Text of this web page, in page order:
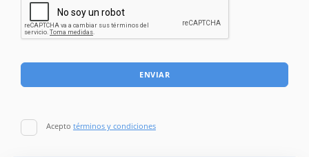
ENVIAR
Acepto términos y condiciones